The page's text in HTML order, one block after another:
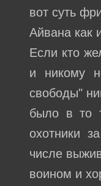
вот суть
Айвана как
Если кто
и никому
свободы"
было в то
охотники
числе
воином и